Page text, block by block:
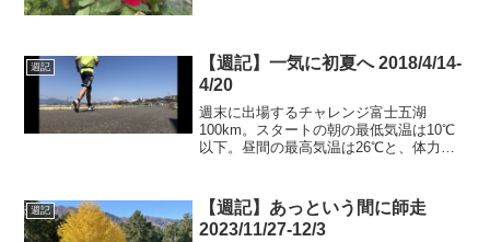
るのかな。
週記
【週記】一気に初夏へ 2018/4/14-
4/20
週末に出場するチャレンジ富士五湖
100km。スタートの朝の最低気温は10℃
以下。昼間の最高気温は26℃と、体力的
じっくり走りたいと思っています。
週記
【週記】あっという間に師走
2023/11/27-12/3